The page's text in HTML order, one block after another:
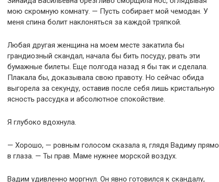
мою скромную комнату. — Пусть собирает мой чемодан. У
меня спина болит наклоняться за каждой тряпкой.
Любая другая женщина на моем месте закатила бы
грандиозный скандал, начала бы бить посуду, рвать эти
бумажные билеты. Еще полгода назад я бы так и сделала.
Плакала бы, доказывала свою правоту. Но сейчас обида
выгорела за секунду, оставив после себя лишь кристальную
ясность рассудка и абсолютное спокойствие.
Я глубоко вдохнула.
— Хорошо, — ровным голосом сказала я, глядя Вадиму прямо
в глаза. — Ты прав. Маме нужнее морской воздух.
Вадим удивленно моргнул. Он явно готовился к скандалу,